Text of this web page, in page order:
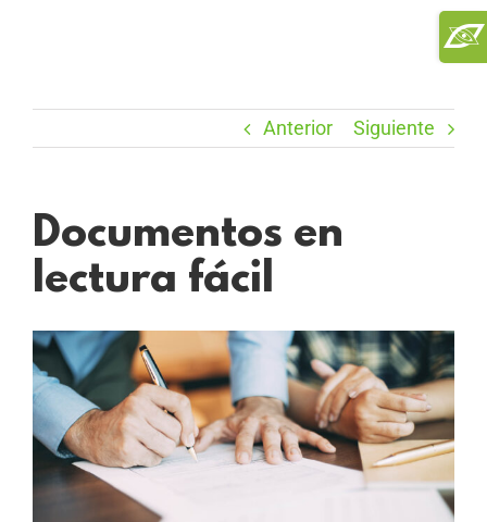
Anterior Siguiente
Documentos en
lectura fácil
Ver
imagen
más
grande
Area